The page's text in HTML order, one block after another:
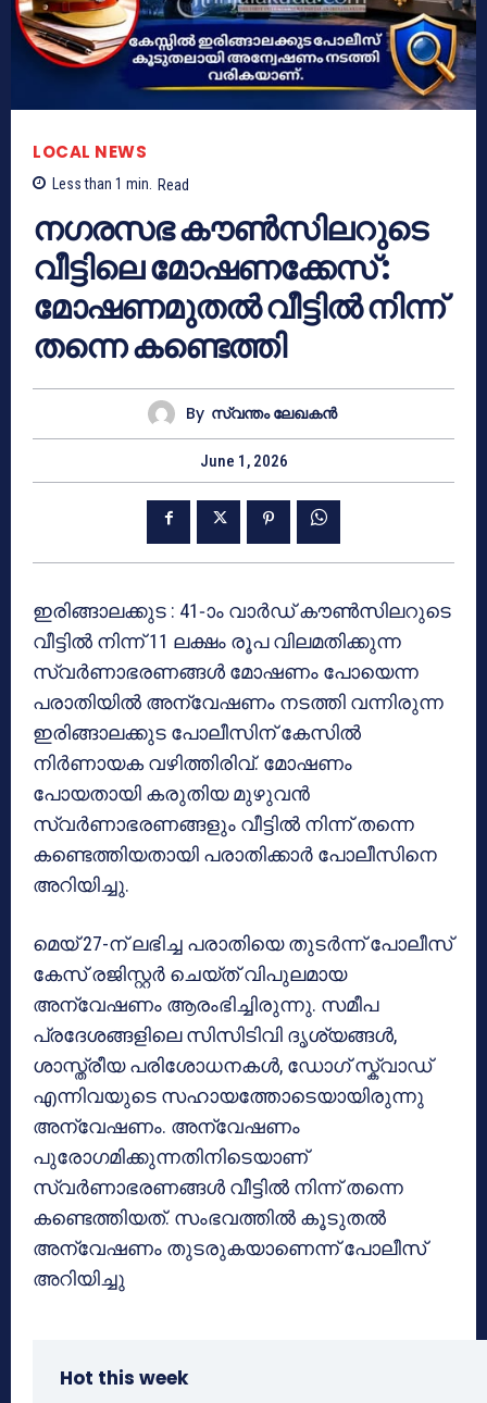
LOCAL NEWS
Less than 1 min. Read
നഗരസഭ കൗൺസിലറുടെ
വീട്ടിലെ മോഷണക്കേസ് :
മോഷണമുതൽ വീട്ടിൽ നിന്ന്
തന്നെ കണ്ടെത്തി
By സ്വന്തം ലേഖകന്‍
June 1, 2026
ഇരിങ്ങാലക്കുട : 41-ാം വാർഡ് കൗൺസിലറുടെ
വീട്ടിൽ നിന്ന് 11 ലക്ഷം രൂപ വിലമതിക്കുന്ന
സ്വർണാഭരണങ്ങൾ മോഷണം പോയെന്ന
പരാതിയിൽ അന്വേഷണം നടത്തി വന്നിരുന്ന
ഇരിങ്ങാലക്കുട പോലീസിന് കേസിൽ
നിർണായക വഴിത്തിരിവ്. മോഷണം
പോയതായി കരുതിയ മുഴുവൻ
സ്വർണാഭരണങ്ങളും വീട്ടിൽ നിന്ന് തന്നെ
കണ്ടെത്തിയതായി പരാതിക്കാർ പോലീസിനെ
അറിയിച്ചു.
മെയ് 27-ന് ലഭിച്ച പരാതിയെ തുടർന്ന് പോലീസ്
കേസ് രജിസ്റ്റർ ചെയ്ത് വിപുലമായ
അന്വേഷണം ആരംഭിച്ചിരുന്നു. സമീപ
പ്രദേശങ്ങളിലെ സിസിടിവി ദൃശ്യങ്ങൾ,
ശാസ്ത്രീയ പരിശോധനകൾ, ഡോഗ് സ്ക്വാഡ്
എന്നിവയുടെ സഹായത്തോടെയായിരുന്നു
അന്വേഷണം. അന്വേഷണം
പുരോഗമിക്കുന്നതിനിടെയാണ്
സ്വർണാഭരണങ്ങൾ വീട്ടിൽ നിന്ന് തന്നെ
കണ്ടെത്തിയത്. സംഭവത്തിൽ കൂടുതൽ
അന്വേഷണം തുടരുകയാണെന്ന് പോലീസ്
അറിയിച്ചു
Hot this week